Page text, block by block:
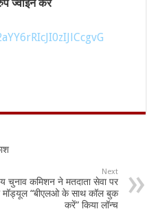
ज्वाइन करें
Next
चुनाव कमिशन ने मतदाता सेवा पर
मॉड्यूल “बीएलओ के साथ कॉल बुक
करें” किया लॉन्च